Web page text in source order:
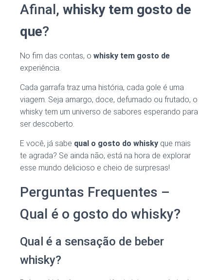
Afinal, whisky tem gosto de
que?
No fim das contas, o whisky tem gosto de
experiência.
Cada garrafa traz uma história, cada gole é uma
viagem. Seja amargo, doce, defumado ou frutado, o
whisky tem um universo de sabores esperando para
ser descoberto.
E você, já sabe qual o gosto do whisky que mais
te agrada? Se ainda não, está na hora de explorar
esse mundo delicioso e cheio de surpresas!
Perguntas Frequentes –
Qual é o gosto do whisky?
Qual é a sensação de beber
whisky?